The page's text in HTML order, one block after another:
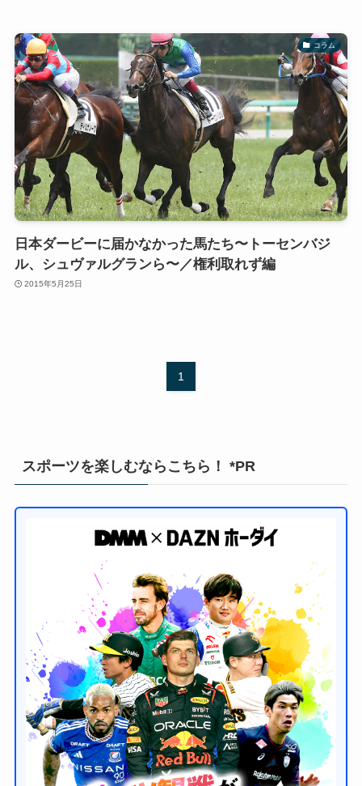
コラム
日本ダービーに届かなかった馬たち〜トーセンバジ
ル、シュヴァルグランら〜／権利取れず編
2015年5月25日
1
スポーツを楽しむならこちら！ *PR